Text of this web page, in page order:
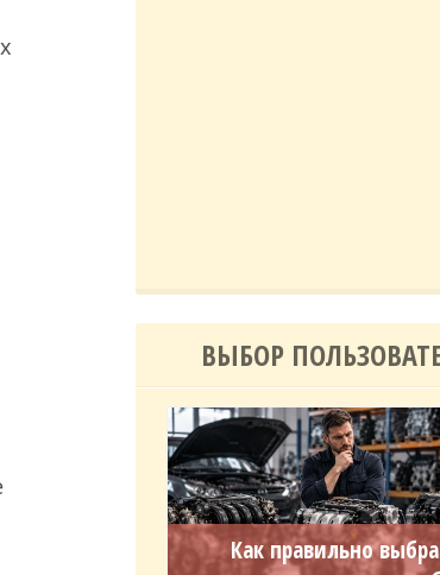
ВЫБОР
Как правильно